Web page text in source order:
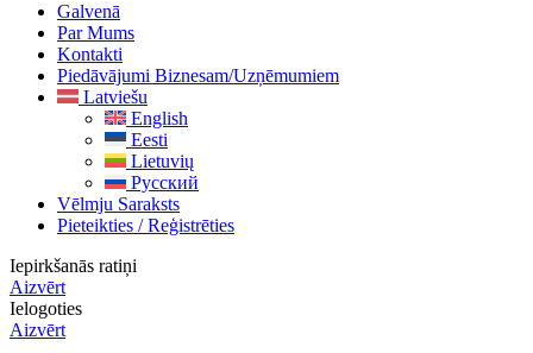
Galvenā
Par Mums
Kontakti
Piedāvājumi Biznesam/uzņēmumiem
Latviešu
English
Eesti
Lietuvių
Русский
Vēlmju Saraksts
Pieteikties / Reģistrēties
Iepirkšanās ratiņi
Aizvērt
Ielogoties
Aizvērt